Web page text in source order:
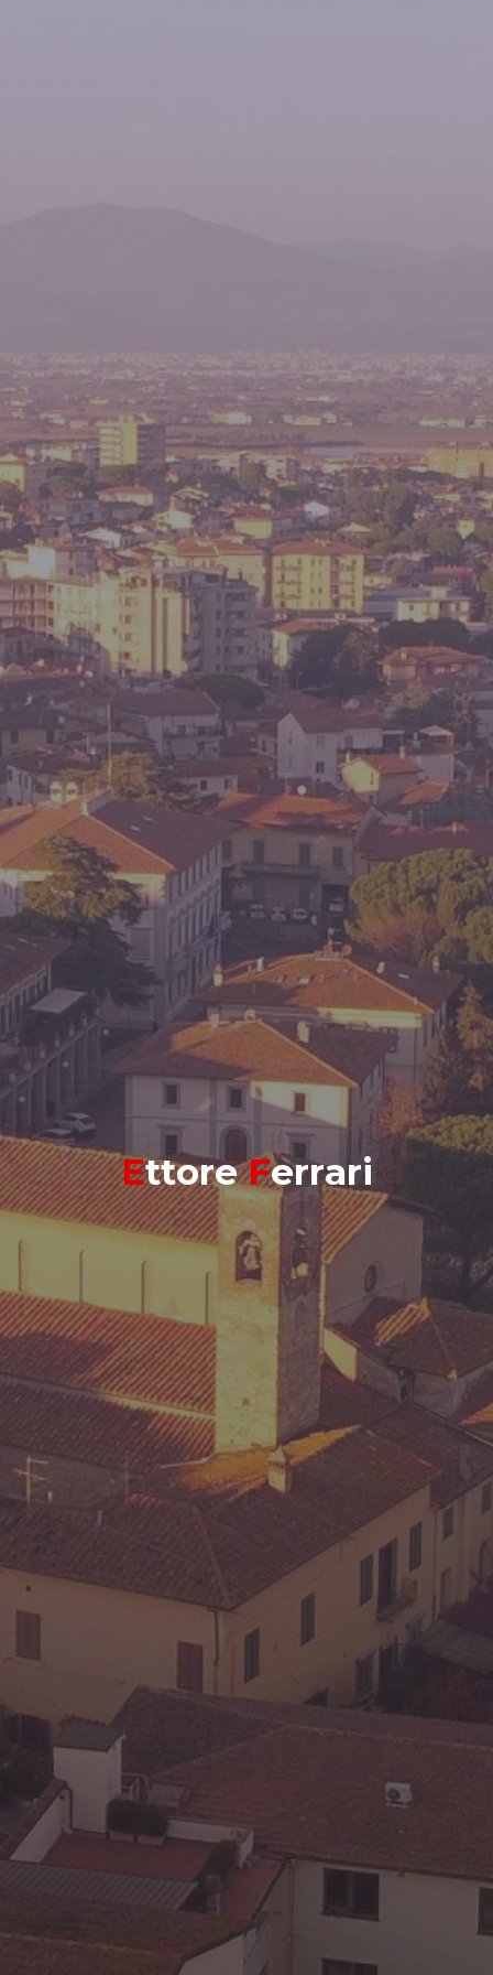
Ettore Ferrari